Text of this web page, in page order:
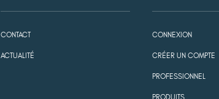
CONTACT
ACTUALITÉ
CONNEXION
CRÉER UN COMPTE
PROFESSIONNEL
PRODUITS